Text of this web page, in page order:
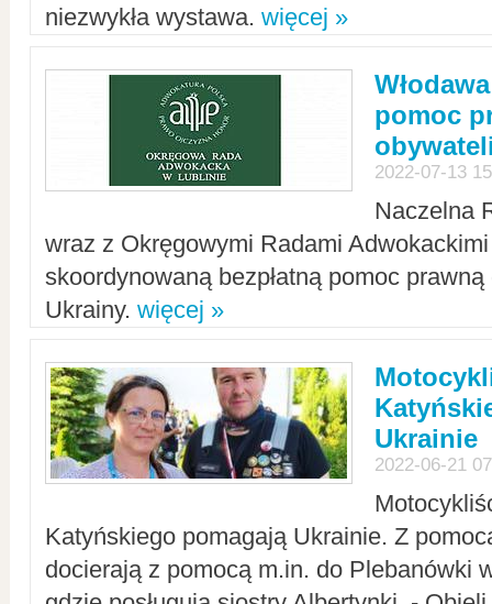
niezwykła wystawa. więcej »
pomoc
2022-07-13
Naczelna
wraz z Okręgowymi Radami Adwokackimi
skoordynowaną bezpłatną pomoc
Ukrainy. więcej »
Ukrainie
2022-06-21
Katyńskiego pomagają Ukrainie. Z
docierają z pomocą m.in. do Plebanówki